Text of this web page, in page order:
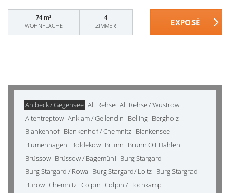
74 m²
WOHNFLÄCHE
4
ZIMMER
Ahlbeck / Gegensee Alt Rehse Alt Rehse / Wustrow
Altentreptow Anklam / Gellendin Belling Bergholz
Blankenhof Blankenhof / Chemnitz Blankensee
Blumenhagen Boldekow Brunn Brunn OT Dahlen
Brüssow Brüssow / Bagemühl Burg Stargard
Burg Stargard / Rowa Burg Stargard/ Loitz Burg Stargrad
Burow Chemnitz Cölpin Cölpin / Hochkamp